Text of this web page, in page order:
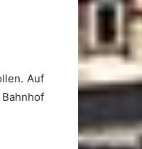
Auf